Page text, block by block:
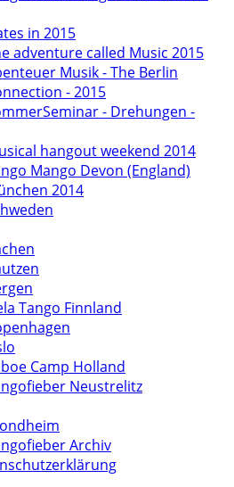
in 2015
adventure called Music 2015
Musik - The Berlin
- 2015
- Drehungen -
hangout weekend 2014
Mango Devon (England)
2014
Tango Finnland
Camp Holland
Neustrelitz
Archiv